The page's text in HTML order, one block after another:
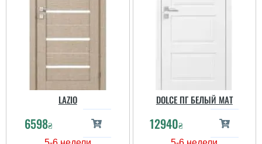
Пользователь не
оставил комментариев
читати всі відгуки
LAZIO
6598₴
DOLCE ПГ БЕЛЫЙ МАТ
12940₴